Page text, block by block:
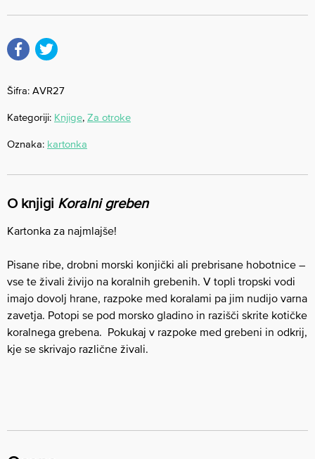
Šifra: AVR27
Kategoriji: Knjige, Za otroke
Oznaka: kartonka
O knjigi Koralni greben
Kartonka za najmlajše!
Pisane ribe, drobni morski konjički ali prebrisane hobotnice –
vse te živali živijo na koralnih grebenih. V topli tropski vodi
imajo dovolj hrane, razpoke med koralami pa jim nudijo varna
zavetja. Potopi se pod morsko gladino in razišči skrite kotičke
koralnega grebena. Pokukaj v razpoke med grebeni in odkrij,
kje se skrivajo različne živali.